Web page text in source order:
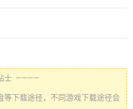
士 ————
下载途径，不同游戏下载途径会